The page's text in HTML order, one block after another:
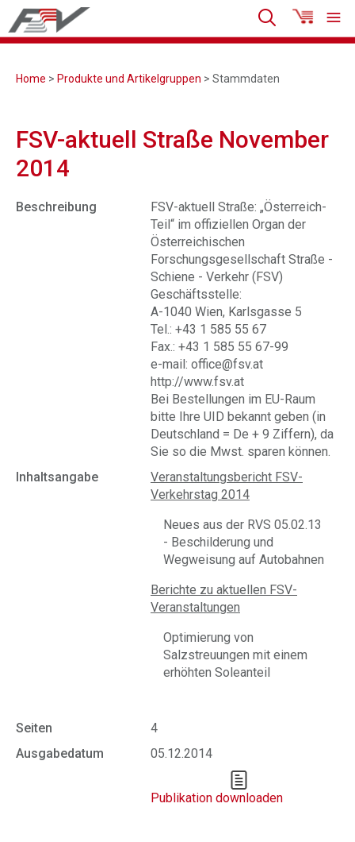
Home > Produkte und Artikelgruppen > Stammdaten
FSV-aktuell Straße November
2014
Beschreibung
FSV-aktuell Straße: „Österreich-
Teil“ im offiziellen Organ der
Österreichischen
Forschungsgesellschaft Straße -
Schiene - Verkehr (FSV)
Geschäftsstelle:
A-1040 Wien, Karlsgasse 5
Tel.: +43 1 585 55 67
Fax.: +43 1 585 55 67-99
e-mail: office@fsv.at
http://www.fsv.at
Bei Bestellungen im EU-Raum
bitte Ihre UID bekannt geben (in
Deutschland = De + 9 Ziffern), da
Sie so die Mwst. sparen können.
Inhaltsangabe
Veranstaltungsbericht FSV-
Verkehrstag 2014
Neues aus der RVS 05.02.13
- Beschilderung und
Wegweisung auf Autobahnen
Berichte zu aktuellen FSV-
Veranstaltungen
Optimierung von
Salzstreuungen mit einem
erhöhten Soleanteil
Seiten
4
Ausgabedatum
05.12.2014
Publikation downloaden